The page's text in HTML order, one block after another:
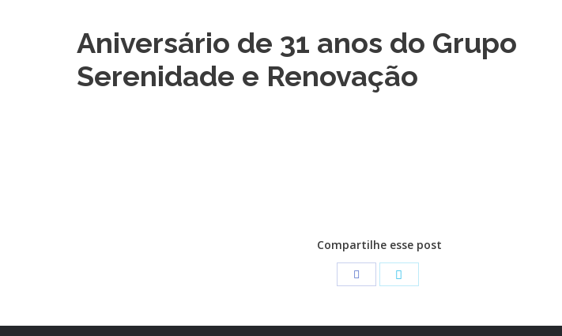
Aniversário de 31 anos do Grupo
Serenidade e Renovação
Compartilhe esse post